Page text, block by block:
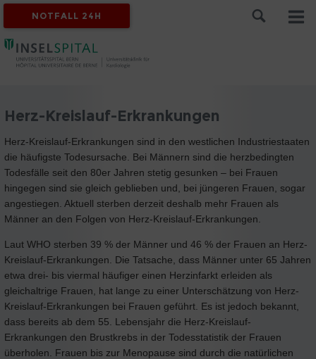
NOTFALL 24H
Herz-Kreislauf-Erkrankungen
Herz-Kreislauf-Erkrankungen sind in den westlichen Industriestaaten
die häufigste Todesursache. Bei Männern sind die herzbedingten
Todesfälle seit den 80er Jahren stetig gesunken – bei Frauen
hingegen sind sie gleich geblieben und, bei jüngeren Frauen, sogar
angestiegen. Aktuell sterben derzeit deshalb mehr Frauen als
Männer an den Folgen von Herz-Kreislauf-Erkrankungen.
Laut WHO sterben 39 % der Männer und 46 % der Frauen an Herz-
Kreislauf-Erkrankungen. Die Tatsache, dass Männer unter 65 Jahren
etwa drei- bis viermal häufiger einen Herzinfarkt erleiden als
gleichaltrige Frauen, hat lange zu einer Unterschätzung von Herz-
Kreislauf-Erkrankungen bei Frauen geführt. Es ist jedoch bekannt,
dass bereits ab dem 55. Lebensjahr die Herz-Kreislauf-
Erkrankungen den Brustkrebs in der Todesstatistik der Frauen
überholen. Frauen bis zur Menopause sind durch die natürlichen